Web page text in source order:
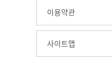
이용약관
사이트맵